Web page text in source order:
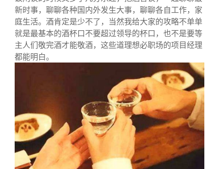
新时事，聊聊各种国内外发生大事，聊聊各自工作，家
庭生活。酒肯定是少不了，当然我给大家的攻略不单单
就是最基本的酒杯口不要超过领导的杯口，也不是要等
主人们敬完酒才能敬酒，这些道理想必职场的项目经理
都能明白。